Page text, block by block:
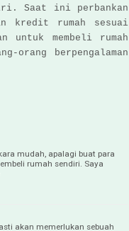
Saat ini perbankan
kredit rumah sesuai
untuk membeli rumah
orang berpengalaman
mudah, apalagi buat para
rumah sendiri. Saya
akan memerlukan sebuah